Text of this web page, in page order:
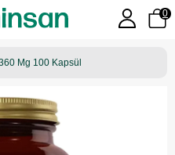
0
Mg 100 Kapsül